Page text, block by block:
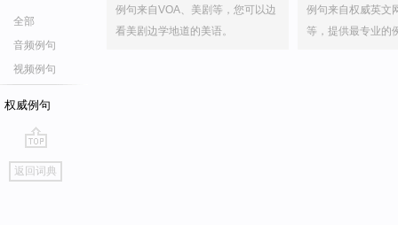
全部
音频例句
视频例句
权威例句
go
top
返回词典
例句来自VOA、美剧等，您可以边
看美剧边学地道的美语。
例句来自权威英文
等，提供最专业的